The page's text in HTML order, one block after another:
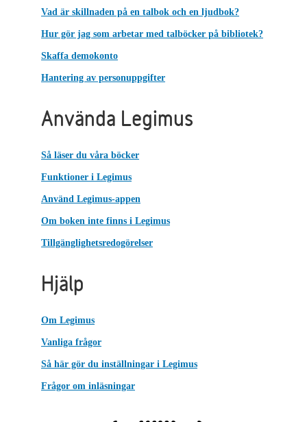
Vad är skillnaden på en talbok och en ljudbok?
Hur gör jag som arbetar med talböcker på bibliotek?
Skaffa demokonto
Hantering av personuppgifter
Använda Legimus
Så läser du våra böcker
Funktioner i Legimus
Använd Legimus-appen
Om boken inte finns i Legimus
Tillgänglighetsredogörelser
Hjälp
Om Legimus
Vanliga frågor
Så här gör du inställningar i Legimus
Frågor om inläsningar